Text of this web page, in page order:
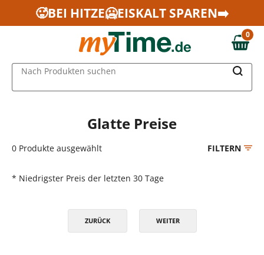
Zum Hauptinhalt springen
Zur Navigation springen
Zur Suche springen
🥵BEI HITZE🥶EISKALT SPAREN➡️
0,00 €
0
Nach Produkten suchen
Glatte Preise
0 Produkte ausgewählt FILTERN
* Niedrigster Preis der letzten 30 Tage
ZURÜCK WEITER